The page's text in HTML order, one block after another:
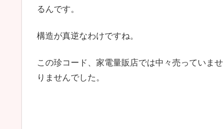
るんです。
構造が真逆なわけですね。
この珍コード、家電量販店では中々売っていま
りませんでした。